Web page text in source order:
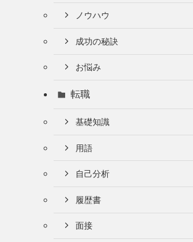
ノウハウ
成功の秘訣
お悩み
転職
基礎知識
用語
自己分析
履歴書
面接